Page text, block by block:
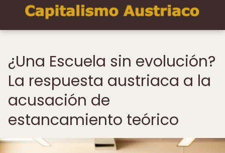
¿Una Escuela sin evolución?
La respuesta austriaca a la
acusación de
estancamiento teórico